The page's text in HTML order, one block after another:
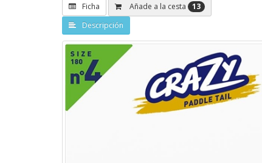
Ficha Añade a la cesta
13
Descripción